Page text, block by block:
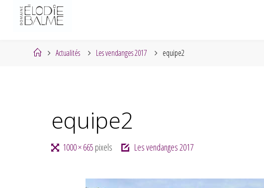
HomeActualités Les vendanges 2017 equipe2
equipe2
Full 1000 × 665 pixels Les vendanges 2017